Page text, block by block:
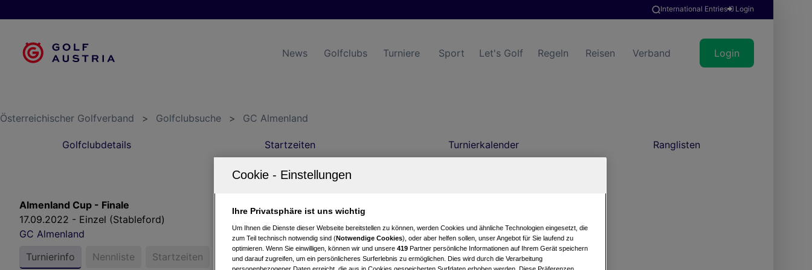
International Entries Login
News Golfclubs Turniere Sport Let's Golf Regeln Reisen Verband Login
Österreichischer Golfverband > Golfclubsuche > GC Almenland
Golfclubdetails Startzeiten Turnierkalender Ranglisten
Almenland Cup - Finale
17.09.2022 - Einzel (Stableford)
GC Almenland
Turnierinfo
Nennliste Startzeiten Ergebnisse Live Scoring Statistik
Ihre Privatsphäre ist uns wichtig
Um Ihnen die Dienste dieser Webseite bereitstellen zu können, werden Cookies und ähnliche Technologien eingesetzt, die
zum Teil technisch notwendig sind (Notwendige Cookies), oder aber helfen sollen, unser Angebot für Sie laufend zu
optimieren. Wenn Sie einwilligen, können wir und unsere 419 Partner persönliche Informationen auf Ihrem Gerät speichern
und darauf zugreifen, um ein persönlicheres Surferlebnis zu ermöglichen. Dies wird durch die Verarbeitung